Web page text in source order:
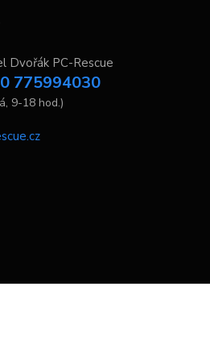
Dvořák PC-Rescue
775994030
9-18 hod.)